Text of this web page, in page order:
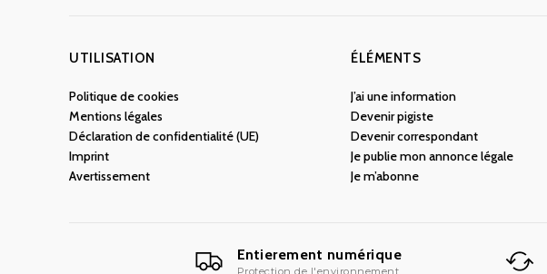
UTILISATION
Politique de cookies
Mentions légales
Déclaration de confidentialité (UE)
Imprint
Avertissement
ÉLÉMENTS
J’ai une information
Devenir pigiste
Devenir correspondant
Je publie mon annonce légale
Je m’abonne
Entierement numérique
Protection de l'environnement